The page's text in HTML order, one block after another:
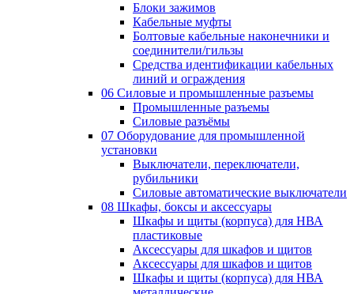
Блоки зажимов
Кабельные муфты
Болтовые кабельные наконечники и
соединители/гильзы
Средства идентификации кабельных
линий и ограждения
06 Силовые и промышленные разъемы
Промышленные разъемы
Силовые разъёмы
07 Оборудование для промышленной
установки
Выключатели, переключатели,
рубильники
Силовые автоматические выключатели
08 Шкафы, боксы и аксессуары
Шкафы и щиты (корпуса) для НВА
пластиковые
Аксессуары для шкафов и щитов
Аксессуары для шкафов и щитов
Шкафы и щиты (корпуса) для НВА